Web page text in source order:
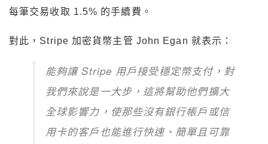
每筆交易收取 1.5% 的手續費。
對此，Stripe 加密貨幣主管 John Egan 就表示：
能夠讓 Stripe 用戶接受穩定幣支付，對
我們來說是一大步，這將幫助他們擴大
全球影響力，使那些沒有銀行帳戶或信
用卡的客戶也能進行快速、簡單且可靠